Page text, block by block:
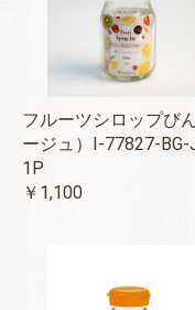
フルーツシロップび
ージュ）I-77827-BG-
1P
￥1,100